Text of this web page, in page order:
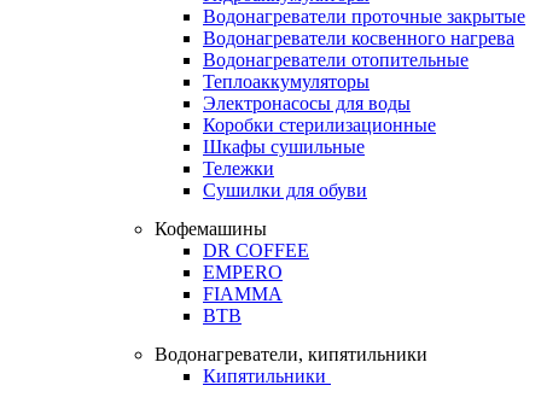
Водонагреватели проточные закрытые
Водонагреватели косвенного нагрева
Водонагреватели отопительные
Теплоаккумуляторы
Электронасосы для воды
Коробки стерилизационные
Шкафы сушильные
Тележки
Сушилки для обуви
Кофемашины
DR COFFEE
EMPERO
FIAMMA
BTB
Водонагреватели, кипятильники
Кипятильники